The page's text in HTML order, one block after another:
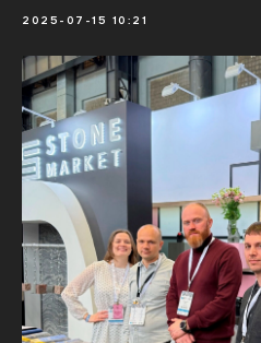
2025-07-15 10:21